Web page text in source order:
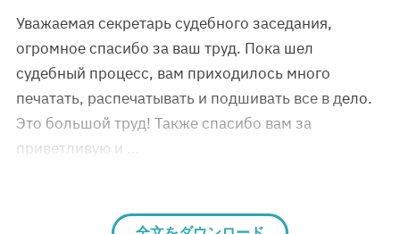
Уважаемая секретарь судебного заседания,
огромное спасибо за ваш труд. Пока шел
судебный процесс, вам приходилось много
печатать, распечатывать и подшивать все в дело.
Это большой труд! Также спасибо вам за
приветливую и …